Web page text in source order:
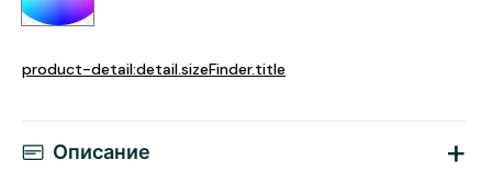
product-detail:detail.sizeFinder.title
Описание +